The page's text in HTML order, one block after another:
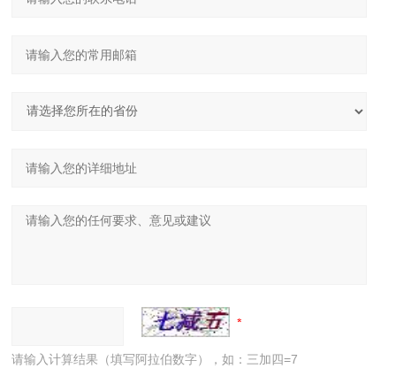
请输入计算结果（填写阿拉伯数字），如：三加四=7